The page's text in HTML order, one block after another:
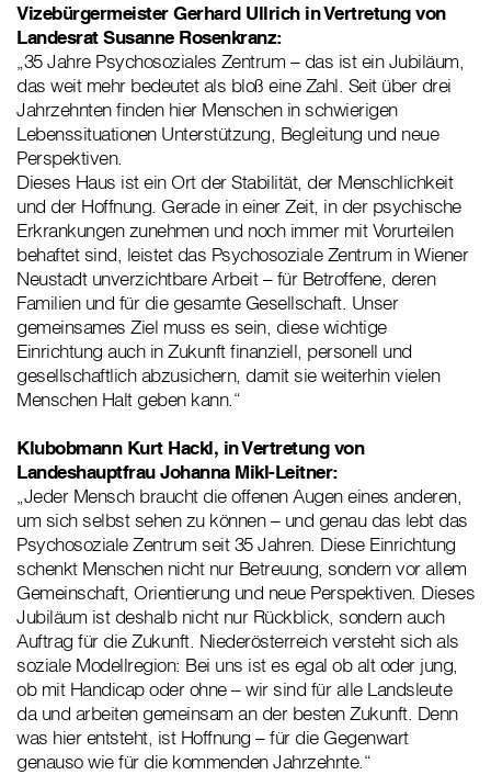
Vizebürgermeister Gerhard Ullrich in Vertretung von
Landesrat Susanne Rosenkranz:
„35 Jahre Psychosoziales Zentrum – das ist ein Jubiläum,
das weit mehr bedeutet als bloß eine Zahl. Seit über drei
Jahrzehnten finden hier Menschen in schwierigen
Lebenssituationen Unterstützung, Begleitung und neue
Perspektiven.
Dieses Haus ist ein Ort der Stabilität, der Menschlichkeit
und der Hoffnung. Gerade in einer Zeit, in der psychische
Erkrankungen zunehmen und noch immer mit Vorurteilen
behaftet sind, leistet das Psychosoziale Zentrum in Wiener
Neustadt unverzichtbare Arbeit – für Betroffene, deren
Familien und für die gesamte Gesellschaft. Unser
gemeinsames Ziel muss es sein, diese wichtige
Einrichtung auch in Zukunft finanziell, personell und
gesellschaftlich abzusichern, damit sie weiterhin vielen
Menschen Halt geben kann.“
Klubobmann Kurt Hackl, in Vertretung von
Landeshauptfrau Johanna Mikl-Leitner:
„Jeder Mensch braucht die offenen Augen eines anderen,
um sich selbst sehen zu können – und genau das lebt das
Psychosoziale Zentrum seit 35 Jahren. Diese Einrichtung
schenkt Menschen nicht nur Betreuung, sondern vor allem
Gemeinschaft, Orientierung und neue Perspektiven. Dieses
Jubiläum ist deshalb nicht nur Rückblick, sondern auch
Auftrag für die Zukunft. Niederösterreich versteht sich als
soziale Modellregion: Bei uns ist es egal ob alt oder jung,
ob mit Handicap oder ohne – wir sind für alle Landsleute
da und arbeiten gemeinsam an der besten Zukunft. Denn
was hier entsteht, ist Hoffnung – für die Gegenwart
genauso wie für die kommenden Jahrzehnte.“